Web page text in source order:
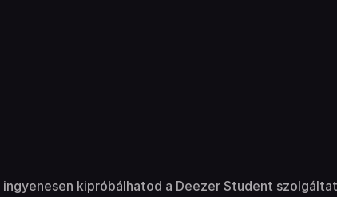
ingyenesen kipróbálhatod a Deezer Student